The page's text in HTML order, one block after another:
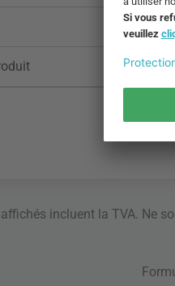
incluent la TVA. Ne